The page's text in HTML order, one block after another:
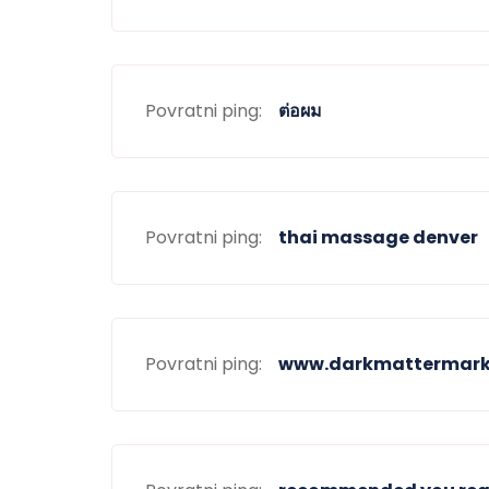
Povratni ping: ต่อผม
Povratni ping: thai massage denver
Povratni ping: